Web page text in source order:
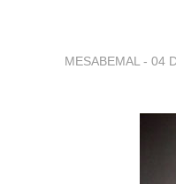
MESABEMAL - 04